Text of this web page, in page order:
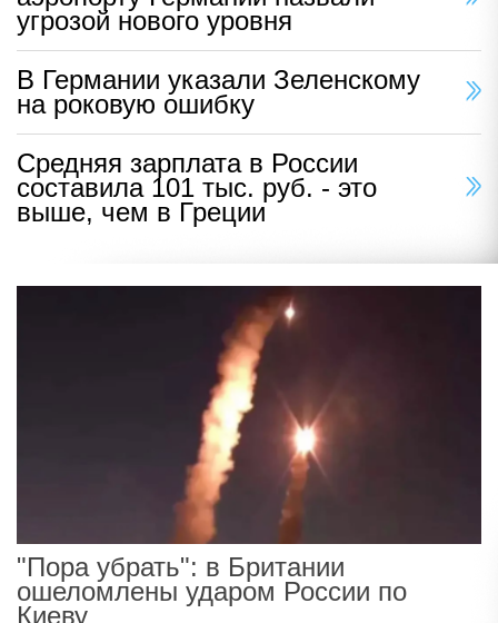
угрозой нового уровня
В Германии указали Зеленскому
на роковую ошибку
Средняя зарплата в России
составила 101 тыс. руб. - это
выше, чем в Греции
"Пора убрать": в Британии
ошеломлены ударом России по
Киеву